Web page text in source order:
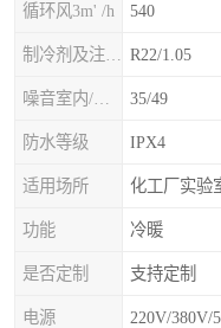
循环风3m' /h 540
R22/1.05
35/49
防水等级 IPX4
适用场所 化工厂实验
功能 冷暖
是否定制 支持定制
电源 220V/380V/